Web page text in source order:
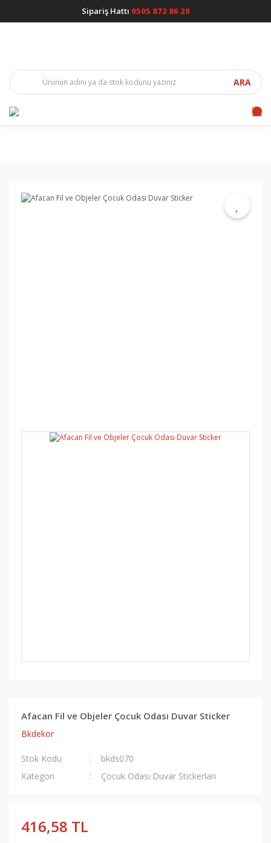
Sipariş Hattı 0505 872 86 20
ARA
Afacan Fil ve Objeler Çocuk Odası Duvar Sticker
Bkdekor
Stok Kodu
bkds070
Kategori
Çocuk Odası Duvar Stickerları
416,58 TL